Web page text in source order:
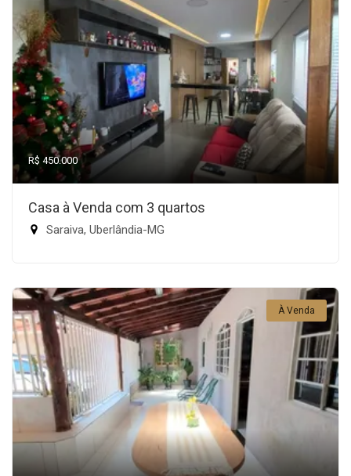
R$ 450.000
Casa à Venda com 3 quartos
Saraiva, Uberlândia-MG
À Venda